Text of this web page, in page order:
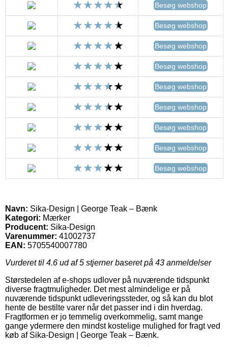
Besøg webshop
Besøg webshop
Besøg webshop
Besøg webshop
Besøg webshop
Besøg webshop
Besøg webshop
Besøg webshop
Besøg webshop
Navn: Sika-Design | George Teak – Bænk
Kategori: Mærker
Producent: Sika-Design
Varenummer: 41002737
EAN: 5705540007780
Vurderet til 4.6 ud af 5 stjerner baseret på 43 anmeldelser
Størstedelen af e-shops udlover på nuværende tidspunkt
diverse fragtmuligheder. Det mest almindelige er på
nuværende tidspunkt udleveringssteder, og så kan du blot
hente de bestilte varer når det passer ind i din hverdag.
Fragtformen er jo temmelig overkommelig, samt mange
gange ydermere den mindst kostelige mulighed for fragt ved
køb af Sika-Design | George Teak – Bænk.